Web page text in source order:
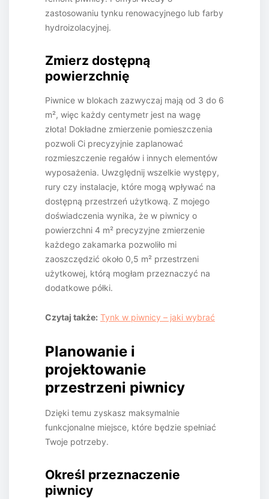
zastosowaniu tynku renowacyjnego lub farby
hydroizolacyjnej.
Zmierz dostępną
powierzchnię
Piwnice w blokach zazwyczaj mają od 3 do 6
m², więc każdy centymetr jest na wagę
złota! Dokładne zmierzenie pomieszczenia
pozwoli Ci precyzyjnie zaplanować
rozmieszczenie regałów i innych elementów
wyposażenia. Uwzględnij wszelkie występy,
rury czy instalacje, które mogą wpływać na
dostępną przestrzeń użytkową. Z mojego
doświadczenia wynika, że w piwnicy o
powierzchni 4 m² precyzyjne zmierzenie
każdego zakamarka pozwoliło mi
zaoszczędzić około 0,5 m² przestrzeni
użytkowej, którą mogłam przeznaczyć na
dodatkowe półki.
Czytaj także: Tynk w piwnicy – jaki wybrać
Planowanie i
projektowanie
przestrzeni piwnicy
Dzięki temu zyskasz maksymalnie
funkcjonalne miejsce, które będzie spełniać
Twoje potrzeby.
Określ przeznaczenie
piwnicy